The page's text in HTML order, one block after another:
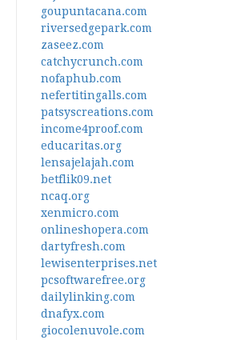
goupuntacana.com
riversedgepark.com
zaseez.com
catchycrunch.com
nofaphub.com
nefertitingalls.com
patsyscreations.com
income4proof.com
educaritas.org
lensajelajah.com
betflik09.net
ncaq.org
xenmicro.com
onlineshopera.com
dartyfresh.com
lewisenterprises.net
pcsoftwarefree.org
dailylinking.com
dnafyx.com
giocolenuvole.com